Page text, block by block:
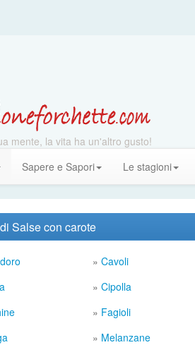
mente, la vita ha un'altro gusto!
Sapere e Sapori Le stagioni
Salse con carote
» Cavoli
» Cipolla
» Fagioli
» Melanzane